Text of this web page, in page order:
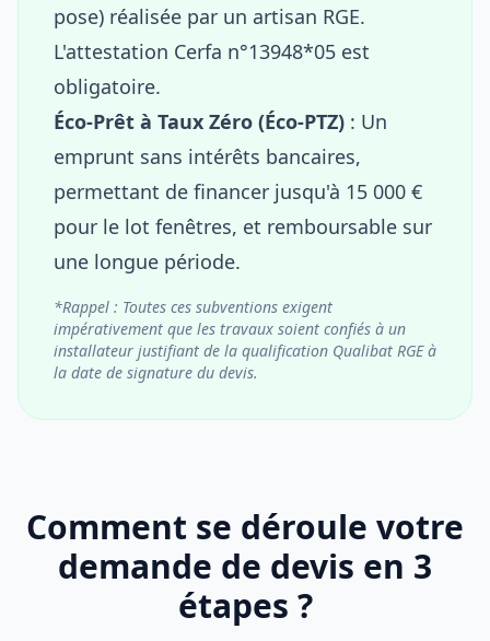
pose) réalisée par un artisan RGE.
L'attestation Cerfa n°13948*05 est
obligatoire.
Éco-Prêt à Taux Zéro (Éco-PTZ) : Un
emprunt sans intérêts bancaires,
permettant de financer jusqu'à 15 000 €
pour le lot fenêtres, et remboursable sur
une longue période.
*Rappel : Toutes ces subventions exigent
impérativement que les travaux soient confiés à un
installateur justifiant de la qualification Qualibat RGE à
la date de signature du devis.
Comment se déroule votre
demande de devis en 3
étapes ?